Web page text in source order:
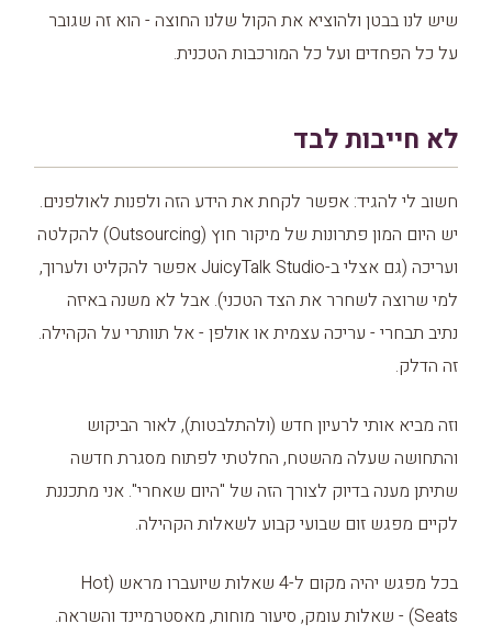
שיש לנו בבטן ולהוציא את הקול שלנו החוצה - הוא זה שגובר
על כל הפחדים ועל כל המורכבות הטכנית.
לא חייבות לבד
חשוב לי להגיד: אפשר לקחת את הידע הזה ולפנות לאולפנים.
יש היום המון פתרונות של מיקור חוץ (Outsourcing) להקלטה
ועריכה (גם אצלי ב-JuicyTalk Studio אפשר להקליט ולערוך,
למי שרוצה לשחרר את הצד הטכני). אבל לא משנה באיזה
נתיב תבחרי - עריכה עצמית או אולפן - אל תוותרי על הקהילה.
זה הדלק.
וזה מביא אותי לרעיון חדש (ולהתלבטות), לאור הביקוש
והתחושה שעלה מהשטח, החלטתי לפתוח מסגרת חדשה
שתיתן מענה בדיוק לצורך הזה של "היום שאחרי". אני מתכננת
לקיים מפגש זום שבועי קבוע לשאלות הקהילה.
בכל מפגש יהיה מקום ל-4 שאלות שיועברו מראש (Hot
Seats) - שאלות עומק, סיעור מוחות, מאסטרמיינד והשראה.